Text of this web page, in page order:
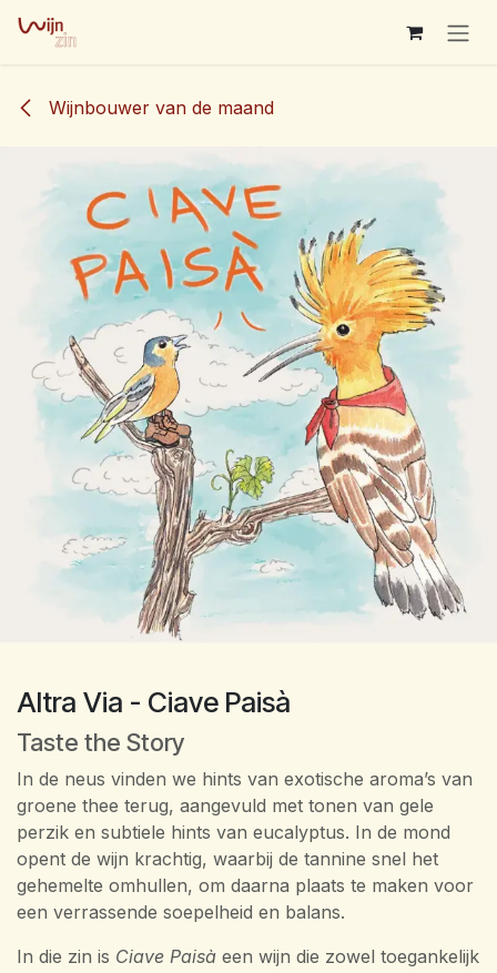
Overslaan naar inhoud
Wijnbouwer van de maand
Altra Via - Ciave Paisà
Taste the Story
In de neus vinden we hints van exotische aroma’s van
groene thee terug, aangevuld met tonen van gele
perzik en subtiele hints van eucalyptus. In de mond
opent de wijn krachtig, waarbij de tannine snel het
gehemelte omhullen, om daarna plaats te maken voor
een verrassende soepelheid en balans.
In die zin is Ciave Paisà een wijn die zowel toegankelijk